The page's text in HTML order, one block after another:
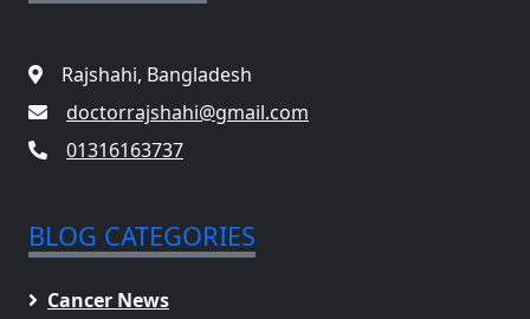
Rajshahi, Bangladesh
doctorrajshahi@gmail.com
01316163737
BLOG CATEGORIES
Cancer News